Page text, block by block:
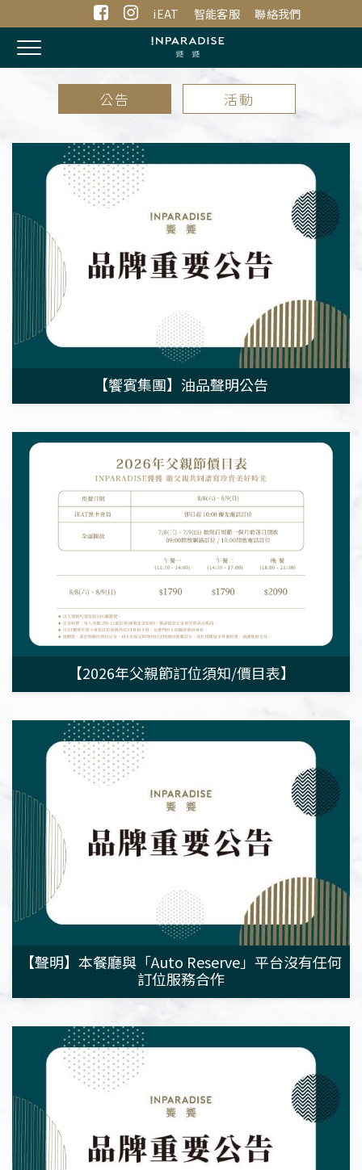
iEAT 智能客服 聯絡我們
Toggle
navigation
公告 活動
【饗賓集團】油品聲明公告
【2026年父親節訂位須知/價目表】
【聲明】本餐廳與「Auto Reserve」平台沒有任何
訂位服務合作